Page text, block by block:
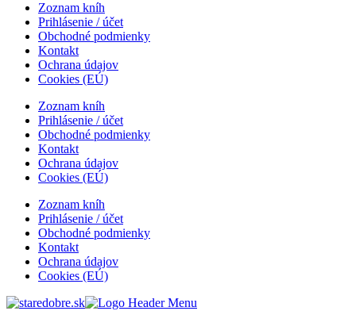
Zoznam kníh
Prihlásenie / účet
Obchodné podmienky
Kontakt
Ochrana údajov
Cookies (EÚ)
Zoznam kníh
Prihlásenie / účet
Obchodné podmienky
Kontakt
Ochrana údajov
Cookies (EÚ)
Zoznam kníh
Prihlásenie / účet
Obchodné podmienky
Kontakt
Ochrana údajov
Cookies (EÚ)